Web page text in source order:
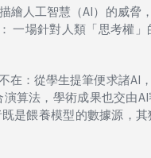
繪人工智慧（AI）的威脅
一場針對人類「思考權
在：從學生提筆便求諸AI
算法，學術成果也交由
是餵養模型的數據源，